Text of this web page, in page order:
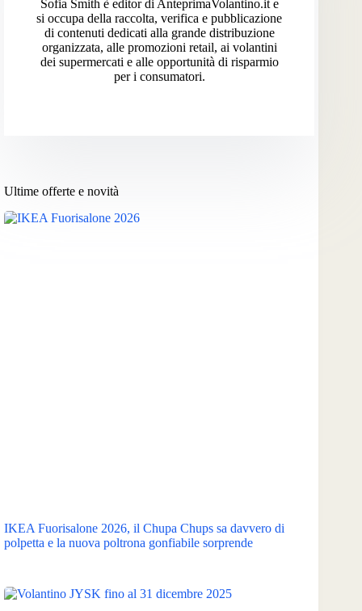
Sofia Smith è editor di AnteprimaVolantino.it e
si occupa della raccolta, verifica e pubblicazione
di contenuti dedicati alla grande distribuzione
organizzata, alle promozioni retail, ai volantini
dei supermercati e alle opportunità di risparmio
per i consumatori.
Ultime offerte e novità
IKEA Fuorisalone 2026, il Chupa Chups sa davvero di
polpetta e la nuova poltrona gonfiabile sorprende